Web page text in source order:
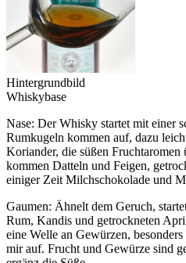
Hintergrundbild
Whiskybase
Nase: Der Whisky startet mit einer
Rumkugeln kommen auf, dazu
Koriander, die süßen
kommen Datteln und Feigen,
einiger Zeit Milchschokolade und
Gaumen: Ähnelt dem Geruch,
Rum, Kandis und getrockneten
eine Welle an Gewürzen,
mir auf. Frucht und Gewürze sind